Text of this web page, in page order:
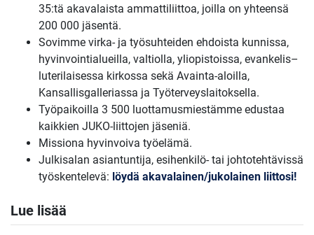
35:tä akavalaista ammattiliittoa, joilla on yhteensä
200 000 jäsentä.
Sovimme virka- ja työsuhteiden ehdoista kunnissa,
hyvinvointialueilla, valtiolla, yliopistoissa, evankelis–
luterilaisessa kirkossa sekä Avainta-aloilla,
Kansallisgalleriassa ja Työterveyslaitoksella.
Työpaikoilla 3 500 luottamusmiestämme edustaa
kaikkien JUKO-liittojen jäseniä.
Missiona hyvinvoiva työelämä.
Julkisalan asiantuntija, esihenkilö- tai johtotehtävissä
työskentelevä: löydä akavalainen/jukolainen liittosi!
Lue lisää